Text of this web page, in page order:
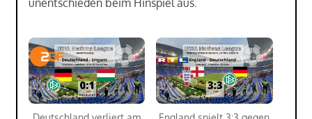
unentschieden beim Hinspiel aus.